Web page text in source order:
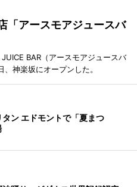
「アースモアジュースバ
BAR（アースモアジュースバ
神楽坂にオープンした。
ン エドモントで「夏まつ